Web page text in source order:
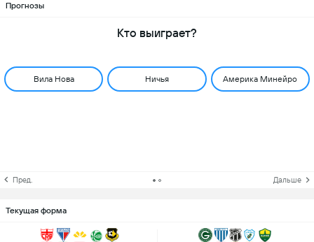
Прогнозы
Кто выиграет?
Вила Нова Ничья Америка Минейро
Пред. Дальше
Текущая форма